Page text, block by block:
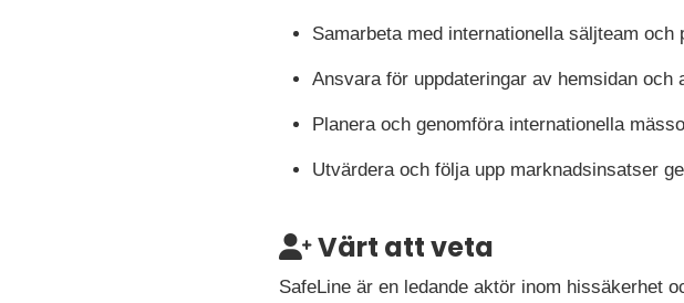
Samarbeta med internationella säljteam
Ansvara för uppdateringar av hemsidan och
Planera och genomföra internationella
Utvärdera och följa upp marknadsinsatser
Värt att veta
SafeLine är en ledande aktör inom hissäkerhet